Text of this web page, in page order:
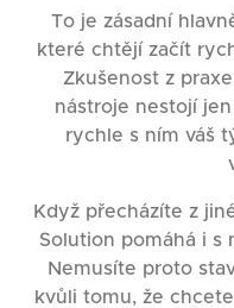
To je zásadní
které chtějí začít
Zkušenost z
nástroje nestojí
rychle s ním váš
Když přecházíte z
Solution pomáhá i s
Nemusíte proto
kvůli tomu, že